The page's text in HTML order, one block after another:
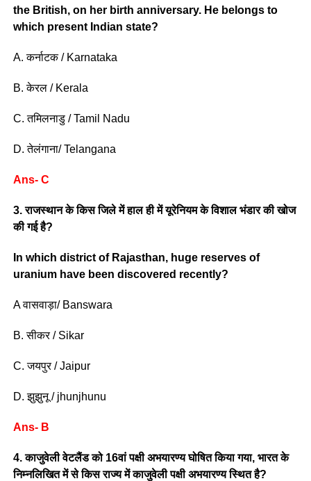
the British, on her birth anniversary. He belongs to
which present Indian state?
A. कर्नाटक / Karnataka
B. केरल / Kerala
C. तमिलनाडु / Tamil Nadu
D. तेलंगाना/ Telangana
Ans- C
3. राजस्थान के किस जिले में हाल ही में यूरेनियम के विशाल भंडार की खोज
की गई है?
In which district of Rajasthan, huge reserves of
uranium have been discovered recently?
A वासवाड़ा/ Banswara
B. सीकर / Sikar
C. जयपुर / Jaipur
D. झुझुनू / jhunjhunu
Ans- B
4. काजुवेली वेटलैंड को 16वां पक्षी अभयारण्य घोषित किया गया, भारत के
निम्नलिखित में से किस राज्य में काजुवेली पक्षी अभयारण्य स्थित है?